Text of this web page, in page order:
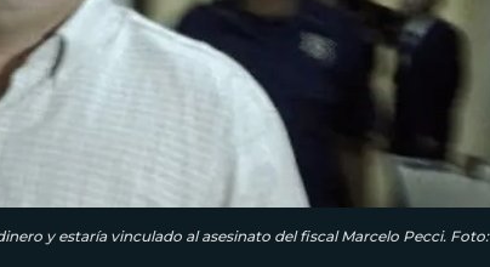
y estaría vinculado al asesinato del fiscal Marcelo Pecci. Foto: